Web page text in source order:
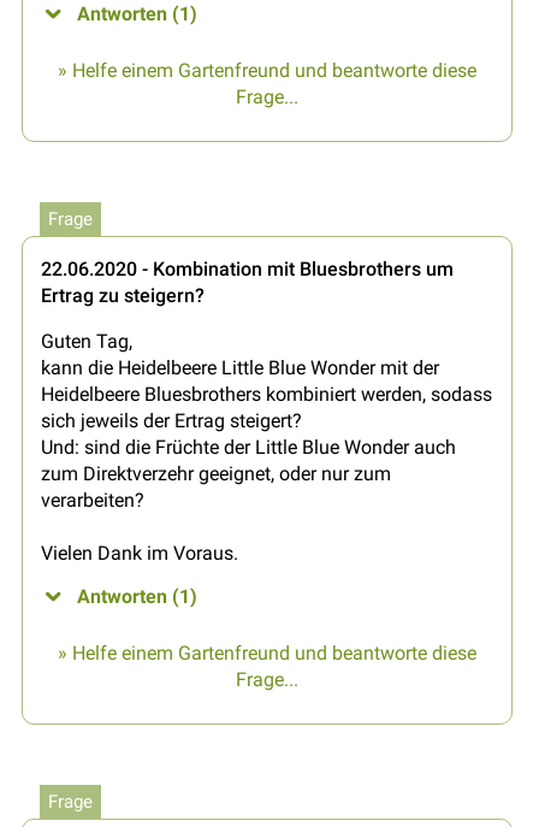
Antworten (1)
» Helfe einem Gartenfreund und beantworte diese
Frage...
Frage
22.06.2020 - Kombination mit Bluesbrothers um
Ertrag zu steigern?
Guten Tag,
kann die Heidelbeere Little Blue Wonder mit der
Heidelbeere Bluesbrothers kombiniert werden, sodass
sich jeweils der Ertrag steigert?
Und: sind die Früchte der Little Blue Wonder auch
zum Direktverzehr geeignet, oder nur zum
verarbeiten?
Vielen Dank im Voraus.
Antworten (1)
» Helfe einem Gartenfreund und beantworte diese
Frage...
Frage